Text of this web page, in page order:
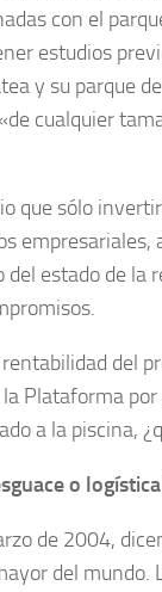
con el
estudios
y su parque
cualquier
que sólo
empresariales,
del estado de la
del
Plataforma
a la piscina,
o
de 2004,
del